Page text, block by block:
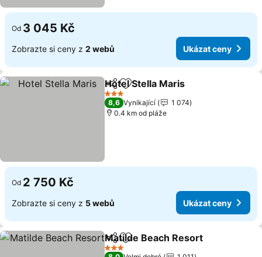
Od 3 045 Kč
Zobrazte si ceny z 2 webů Ukázat ceny
SdíletPřidat na seznam oblíbených
Hotel Stella Maris
3 Počet hvězdiček
8,6 Vynikající
1 074
0.4 km od pláže
Od 2 750 Kč
Zobrazte si ceny z 5 webů Ukázat ceny
SdíletPřidat na seznam oblíbených
Matilde Beach Resort
3 Počet hvězdiček